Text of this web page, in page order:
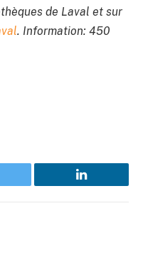
de Laval et sur
. Information: 450
LinkedIn